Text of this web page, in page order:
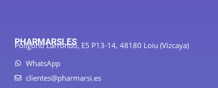
PHARMARSI.ES
Polígono Larrondo, E5 P13-14, 48180 Loiu (Vizcaya)
WhatsApp
clientes@pharmarsi.es